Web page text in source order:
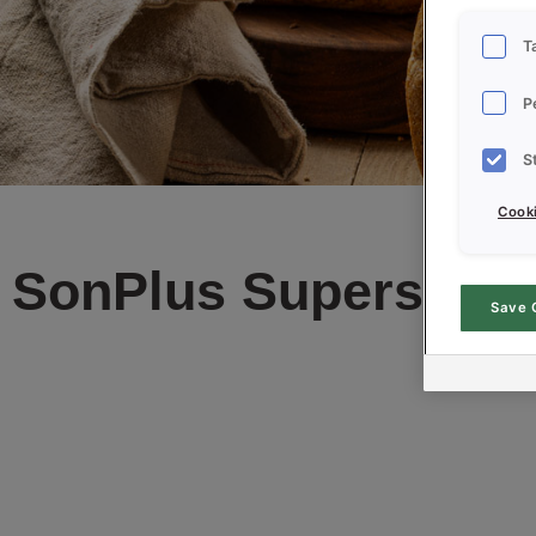
SonPlus SupersoftSave